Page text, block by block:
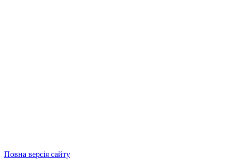
Повна версія сайту